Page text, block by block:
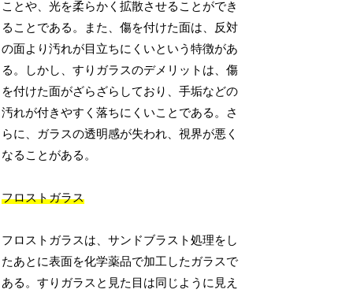
ことや、光を柔らかく拡散させることができ
ることである。また、傷を付けた面は、反対
の面より汚れが目立ちにくいという特徴があ
る。しかし、すりガラスのデメリットは、傷
を付けた面がざらざらしており、手垢などの
汚れが付きやすく落ちにくいことである。さ
らに、ガラスの透明感が失われ、視界が悪く
なることがある。
フロストガラス
フロストガラスは、サンドブラスト処理をし
たあとに表面を化学薬品で加工したガラスで
ある。すりガラスと見た目は同じように見え